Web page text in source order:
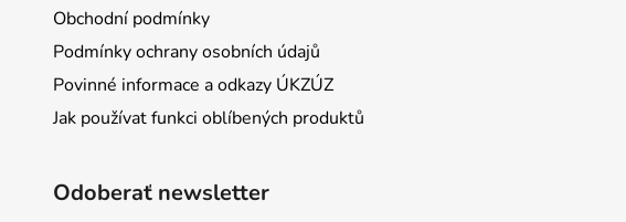
Obchodní podmínky
Podmínky ochrany osobních údajů
Povinné informace a odkazy ÚKZÚZ
Jak používat funkci oblíbených produktů
Odoberať newsletter